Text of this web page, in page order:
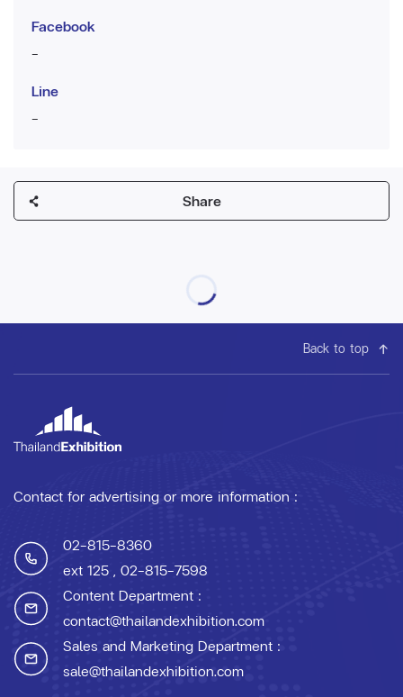
Facebook
-
Line
-
Share
Back to top
Contact for advertising or more information :
02-815-8360
ext 125 , 02-815-7598
Content Department :
contact@thailandexhibition.com
Sales and Marketing Department :
sale@thailandexhibition.com